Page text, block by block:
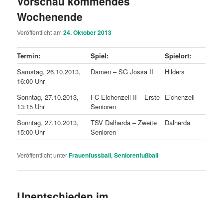
Wochenende
Veröffentlicht am24. Oktober 2013
Termin: Spiel:
Spielort:
Samstag, 26.10.2013,
16:00 Uhr
Damen – SG Jossa II Hilders
Sonntag, 27.10.2013,
13:15 Uhr
FC Eichenzell II – Erste
Senioren
Eichenzell
Sonntag, 27.10.2013,
15:00 Uhr
TSV Dalherda – Zweite
Senioren
Dalherda
Veröffentlicht unterFrauenfussball,Seniorenfußball